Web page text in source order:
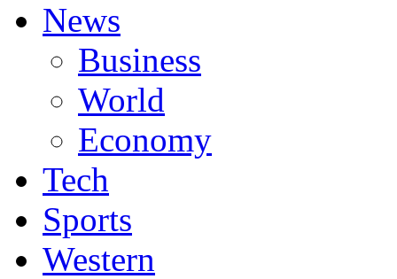
News
Business
World
Economy
Tech
Sports
Western